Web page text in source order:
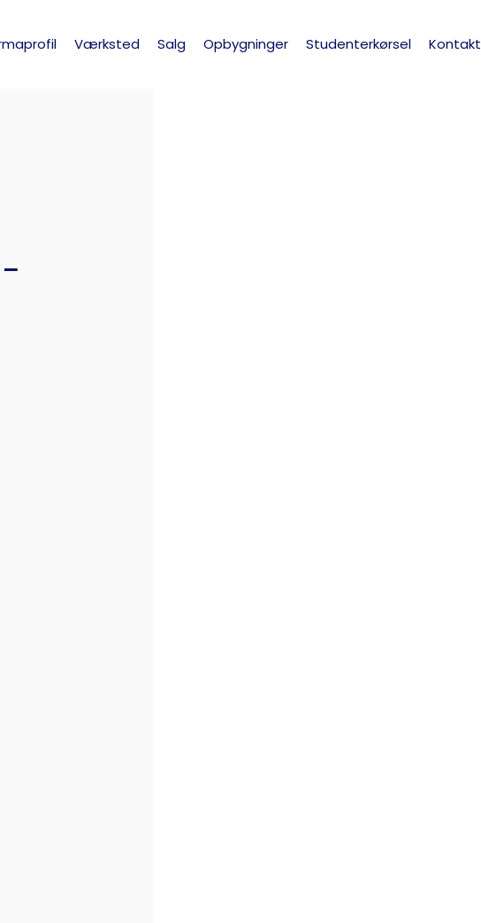
Værksted Salg Opbygninger Studenterkørsel Kontakt